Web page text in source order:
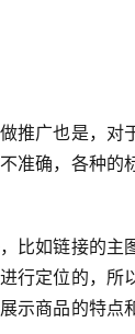
推广也是，
准确，各种
比如链接的
行定位的，
示商品的特